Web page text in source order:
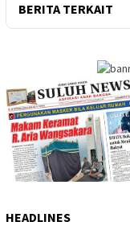
BERITA TERKAIT
HEADLINES